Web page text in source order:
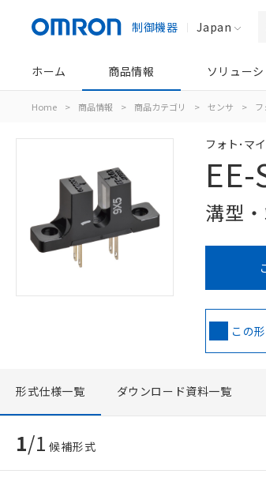
制御機器 Japan
ホーム 商品情報 ソリュー
Home > 商品情報 > 商品カテゴリ > センサ >
フォト･マ
EE-
溝型
この
形式仕様一覧 ダウンロード資料一覧
1/1 候補形式